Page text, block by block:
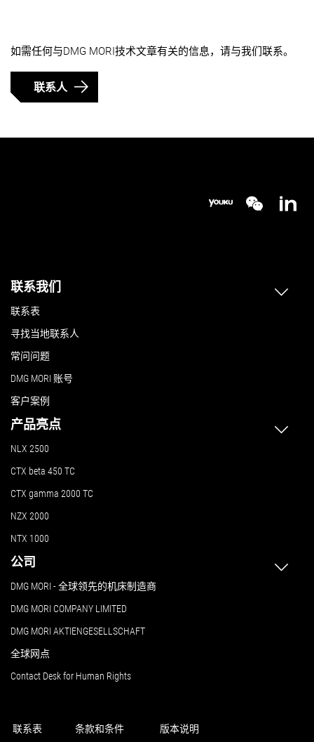
如需任何与DMG MORI技术文章有关的信息，请与我们联系。
联系人
联系我们
联系表
寻找当地联系人
常问问题
DMG MORI 账号
客户案例
产品亮点
NLX 2500
CTX beta 450 TC
CTX gamma 2000 TC
NZX 2000
NTX 1000
公司
DMG MORI - 全球领先的机床制造商
DMG MORI COMPANY LIMITED
DMG MORI AKTIENGESELLSCHAFT
全球网点
Contact Desk for Human Rights
联系表 条款和条件 版本说明